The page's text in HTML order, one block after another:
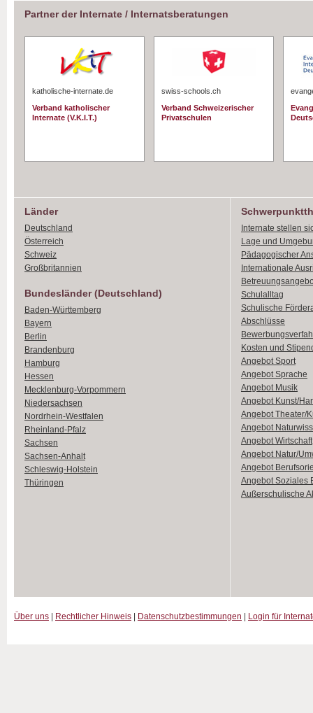
Partner der Internate / Internatsberatungen
katholische-internate.de
Verband katholischer
Internate (V.K.I.T.)
swiss-schools.ch
Verband Schweizerischer
Privatschulen
Länder
Deutschland
Österreich
Schweiz
Großbritannien
Bundesländer (Deutschland)
Baden-Württemberg
Bayern
Berlin
Brandenburg
Hamburg
Hessen
Mecklenburg-Vorpommern
Niedersachsen
Nordrhein-Westfalen
Rheinland-Pfalz
Sachsen
Sachsen-Anhalt
Schleswig-Holstein
Thüringen
Internate stellen
Lage und
Pädagogischer
Internationale
Schulalltag
Schulische
Abschlüsse
Kosten und
Angebot Sport
Angebot Sprache
Angebot Musik
Angebot Kunst/
Angebot Theater/
Angebot
Angebot Wirtschaft
Angebot Natur/
Angebot
Angebot Soziales
Außerschulische
Über uns Rechtlicher Hinweis Datenschutzbestimmungen Login für